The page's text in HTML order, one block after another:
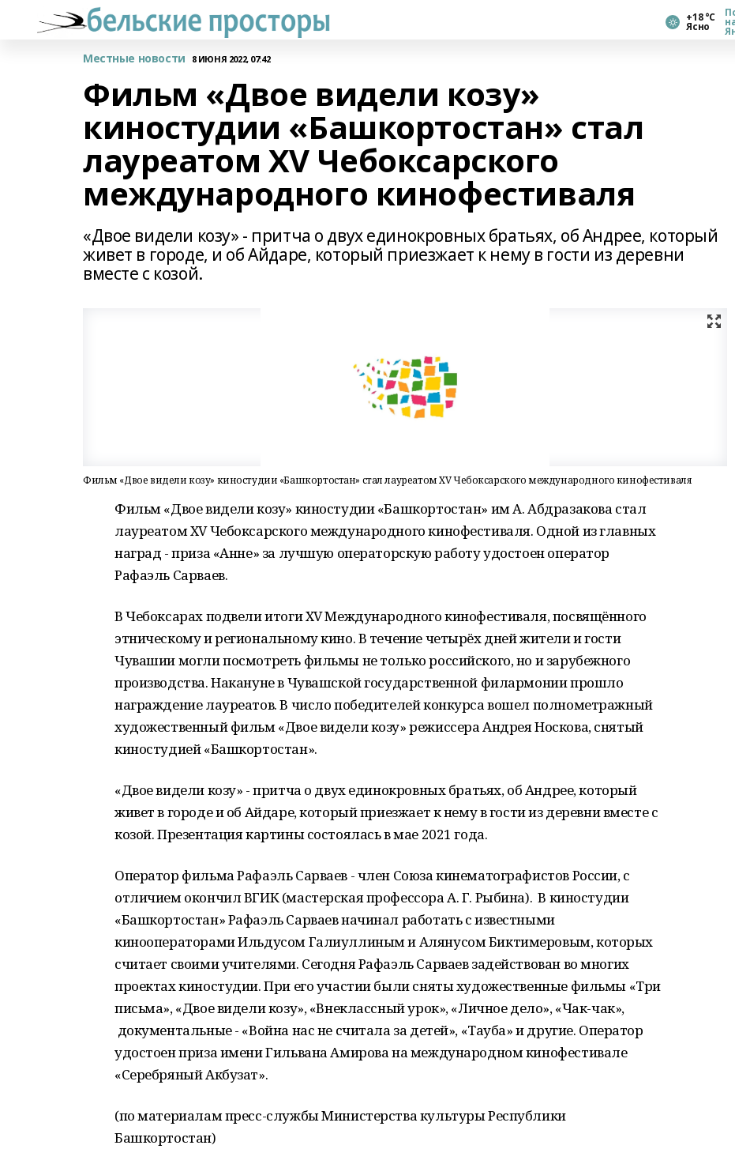
+18 °С
Ясно
Местные новости 8 ИЮНЯ 2022, 07:42
Фильм «Двое видели козу»
киностудии «Башкортостан» стал
лауреатом XV Чебоксарского
международного кинофестиваля
«Двое видели козу» - притча о двух единокровных братьях, об Андрее, который
живет в городе, и об Айдаре, который приезжает к нему в гости из деревни
вместе с козой.
Фильм «Двое видели козу» киностудии «Башкортостан» стал лауреатом XV Чебоксарского международного кинофестиваля
Фильм «Двое видели козу» киностудии «Башкортостан» им А. Абдразакова стал
лауреатом XV Чебоксарского международного кинофестиваля. Одной из главных
наград - приза «Анне» за лучшую операторскую работу удостоен оператор
Рафаэль Сарваев.
В Чебоксарах подвели итоги XV Международного кинофестиваля, посвящённого
этническому и региональному кино. В течение четырёх дней жители и гости
Чувашии могли посмотреть фильмы не только российского, но и зарубежного
производства. Накануне в Чувашской государственной филармонии прошло
награждение лауреатов. В число победителей конкурса вошел полнометражный
художественный фильм «Двое видели козу» режиссера Андрея Носкова, снятый
киностудией «Башкортостан».
«Двое видели козу» - притча о двух единокровных братьях, об Андрее, который
живет в городе и об Айдаре, который приезжает к нему в гости из деревни вместе с
козой. Презентация картины состоялась в мае 2021 года.
Оператор фильма Рафаэль Сарваев - член Союза кинематографистов России, с
отличием окончил ВГИК (мастерская профессора А. Г. Рыбина). В киностудии
«Башкортостан» Рафаэль Сарваев начинал работать с известными
кинооператорами Ильдусом Галиуллиным и Алянусом Биктимеровым, которых
считает своими учителями. Сегодня Рафаэль Сарваев задействован во многих
проектах киностудии. При его участии были сняты художественные фильмы «Три
письма», «Двое видели козу», «Внеклассный урок», «Личное дело», «Чак-чак»,
документальные - «Война нас не считала за детей», «Тауба» и другие. Оператор
удостоен приза имени Гильвана Амирова на международном кинофестивале
«Серебряный Акбузат».
(по материалам пресс-службы Министерства культуры Республики
Башкортостан)